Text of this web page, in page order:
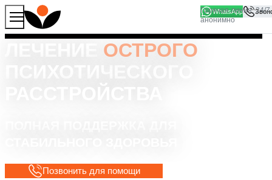
WhatsApp
ОСТРОГО
Позвонить для помощи
Продолжая работу с сайтом, вы соглашаетесь на то, что
мы используем файлы
Хорошо